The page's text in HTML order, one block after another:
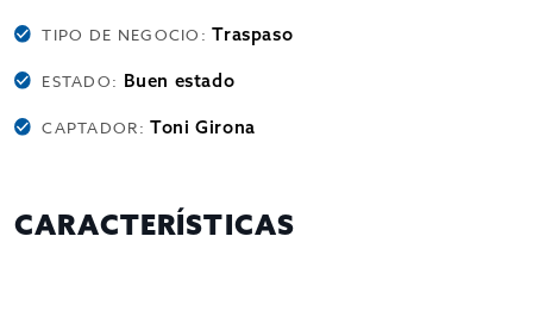
TIPO DE NEGOCIO:Traspaso
ESTADO: Buen estado
CAPTADOR:Toni Girona
CARACTERÍSTICAS